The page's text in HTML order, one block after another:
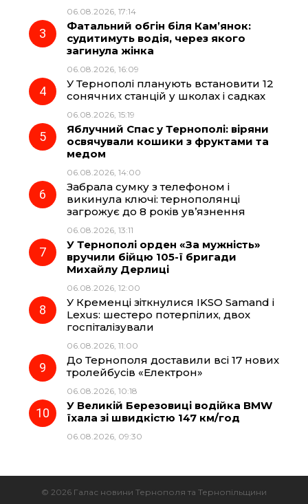
k
a
m
06.08.2026, 17:14
Фатальний обгін біля Кам’янок:
судитимуть водія, через якого
загинула жінка
06.08.2026, 16:09
У Тернополі планують встановити 12
сонячних станцій у школах і садках
06.08.2026, 15:19
Яблучний Спас у Тернополі: віряни
освячували кошики з фруктами та
медом
06.08.2026, 14:00
Забрала сумку з телефоном і
викинула ключі: тернополянці
загрожує до 8 років ув’язнення
06.08.2026, 13:11
У Тернополі орден «За мужність»
вручили бійцю 105-ї бригади
Михайлу Дерлиці
06.08.2026, 12:00
У Кременці зіткнулися IKSO Samand і
Lexus: шестеро потерпілих, двох
госпіталізували
06.08.2026, 11:00
До Тернополя доставили всі 17 нових
тролейбусів «Електрон»
06.08.2026, 10:18
У Великій Березовиці водійка BMW
їхала зі швидкістю 147 км/год
06.08.2026, 09:30
© 2026 Галас новини Тернополя та Тернопільщини